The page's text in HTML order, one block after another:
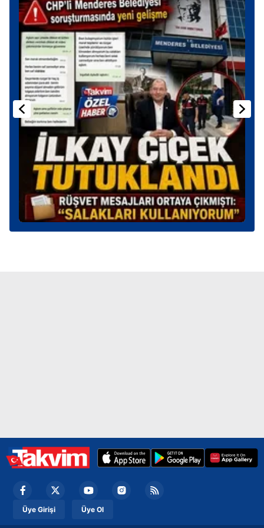
Sizlere daha iyi bir hizmet sunabilmek için İnternet
Sitemizde kendimize ve üçüncü kişilere ait çerezler
kullanılmaktadır. Bu çerezler vasıtasıyla çeşitli kişisel
verileriniz işlenmekte olup gerekli olan çerezler bilgi
toplumu hizmetlerinin sunulması amacıyla
kullanılmaktadır. Diğer çerezler, sitemizin daha işlevsel
kılınması ve kişiselleştirilmesi ve sizlere yönelik
reklam/pazarlama faaliyetlerinin yapılması, amaçlarıyla
sınırlı olarak açık rızanız dahilinde kullanılacaktır.
Çerezlere ilişkin tercihlerinizi aşağıda yer alan panel
vasıtasıyla belirleyebilirsiniz. Çerezlere ilişkin detaylı bilgi
için Ayarlar butonuna tıklayabilir,Çerez Bilgilendirme
Metnimiziziyaret edebilirsiniz.
Üye Girişi Üye Ol